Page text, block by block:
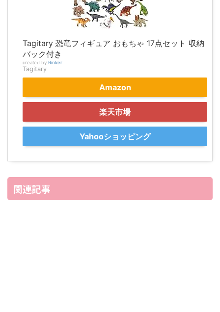
Tagitary 恐竜フィギュア おもちゃ 17点セット 収納
バック付き
created by Rinker
Tagitary
Amazon
楽天市場
Yahooショッピング
関連記事